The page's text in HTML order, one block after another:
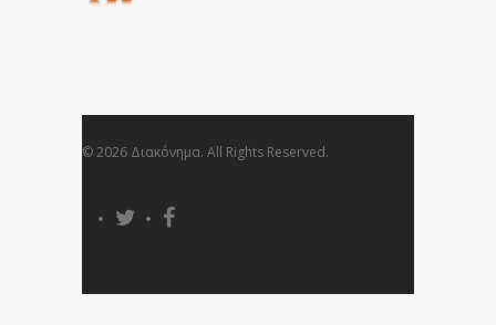
© 2026 Διακόνημα. All Rights Reserved.